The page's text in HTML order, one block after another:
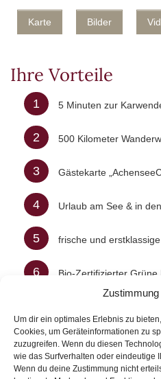
Um dir ein optimales Erlebnis zu
Cookies, um Geräteinformationen zu
zuzugreifen. Wenn du diesen
wie das Surfverhalten oder eindeutige
Wenn du deine Zustimmung nicht
Karte Bilder
Ihre Vorteile
1 5 Minuten zur
2 500 Kilometer
3 Gästekarte
4 Urlaub am See & in
5 frische und
6 Bio-Zertifizierter Grüne
8 Natur Spa auf der Alm